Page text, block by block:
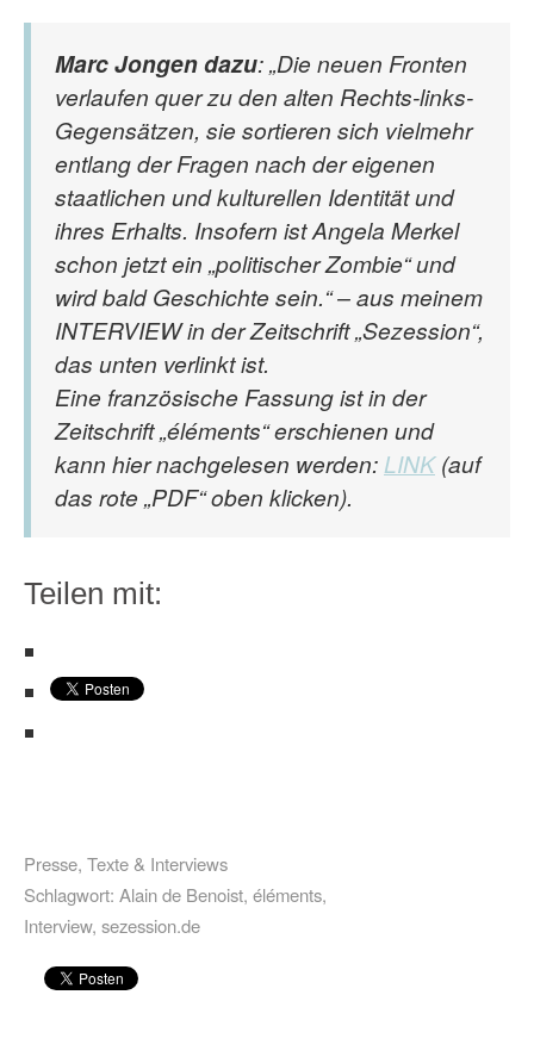
Marc Jongen dazu: „Die neuen Fronten
verlaufen quer zu den alten Rechts-links-
Gegensätzen, sie sortieren sich vielmehr
entlang der Fragen nach der eigenen
staatlichen und kulturellen Identität und
ihres Erhalts. Insofern ist Angela Merkel
schon jetzt ein „politischer Zombie“ und
wird bald Geschichte sein.“ – aus meinem
INTERVIEW in der Zeitschrift „Sezession“,
das unten verlinkt ist.
Eine französische Fassung ist in der
Zeitschrift „éléments“ erschienen und
kann hier nachgelesen werden: LINK(auf
das rote „PDF“ oben klicken).
Teilen mit:
Presse, Texte & Interviews
Schlagwort: Alain de Benoist, éléments,
Interview, sezession.de